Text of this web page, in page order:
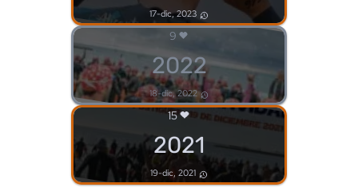
17-dic, 2023
9
2022
18-dic, 2022
15
2021
19-dic, 2021